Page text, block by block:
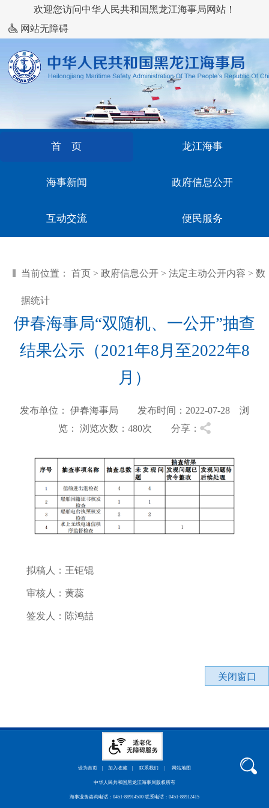
欢迎您访问中华人民共和国黑龙江海事局网站！
网站无障碍
首 页 龙江海事
海事新闻 政府信息公开
互动交流 便民服务
当前位置： 首页 > 政府信息公开 > 法定主动公开内容 > 数
据统计
伊春海事局“双随机、一公开”抽查
结果公示（2021年8月至2022年8
月）
发布单位： 伊春海事局 发布时间：2022-07-28 浏
览： 浏览次数：480次 分享：
拟稿人：王钜锟
审核人：黄蕊
签发人：陈鸿喆
关闭窗口
设为首页 加入收藏 联系我们 网站地图
中华人民共和国黑龙江海事局版权所有
海事业务咨询电话：0451-88914500 联系电话：0451-88912415